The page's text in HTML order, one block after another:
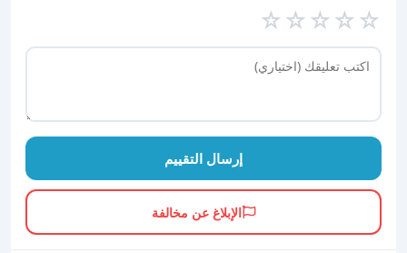
☆
☆
☆
☆
☆
إرسال التقييم
الإبلاغ عن مخالفة